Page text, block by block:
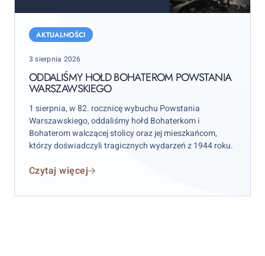
hołd
Powstania
Warszawskiego
AKTUALNOŚCI
Posted
3 sierpnia 2026
ODDALIŚMY HOŁD BOHATEROM POWSTANIA
WARSZAWSKIEGO
1 sierpnia, w 82. rocznicę wybuchu Powstania
Warszawskiego, oddaliśmy hołd Bohaterkom i
Bohaterom walczącej stolicy oraz jej mieszkańcom,
którzy doświadczyli tragicznych wydarzeń z 1944 roku.
Czytaj więcej